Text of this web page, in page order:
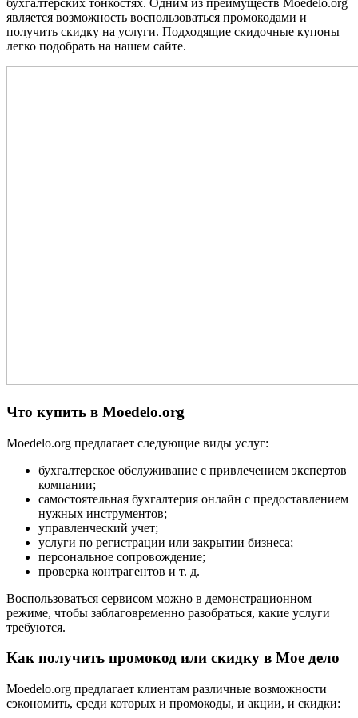
бухгалтерских тонкостях. Одним из преимуществ Moedelo.org
является возможность воспользоваться промокодами и
получить скидку на услуги. Подходящие скидочные купоны
легко подобрать на нашем сайте.
Что купить в Moedelo.org
Moedelo.org предлагает следующие виды услуг:
бухгалтерское обслуживание с привлечением экспертов
компании;
самостоятельная бухгалтерия онлайн с предоставлением
нужных инструментов;
управленческий учет;
услуги по регистрации или закрытии бизнеса;
персональное сопровождение;
проверка контрагентов и т. д.
Воспользоваться сервисом можно в демонстрационном
режиме, чтобы заблаговременно разобраться, какие услуги
требуются.
Как получить промокод или скидку в Мое дело
Moedelo.org предлагает клиентам различные возможности
сэкономить, среди которых и промокоды, и акции, и скидки: